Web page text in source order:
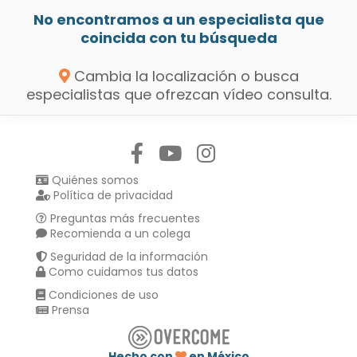
No encontramos a un especialista que
coincida con tu búsqueda
Cambia la localización o busca
especialistas que ofrezcan vídeo consulta.
Quiénes somos
Política de privacidad
Preguntas más frecuentes
Recomienda a un colega
Seguridad de la información
Como cuidamos tus datos
Condiciones de uso
Prensa